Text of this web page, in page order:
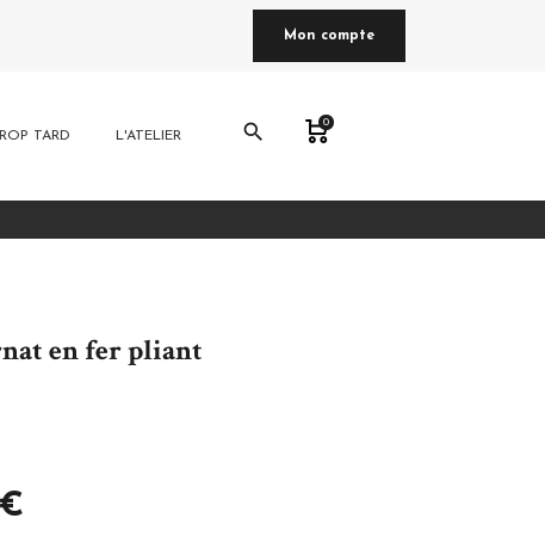
Mon compte
TARD L'ATELIER search 0
en fer pliant